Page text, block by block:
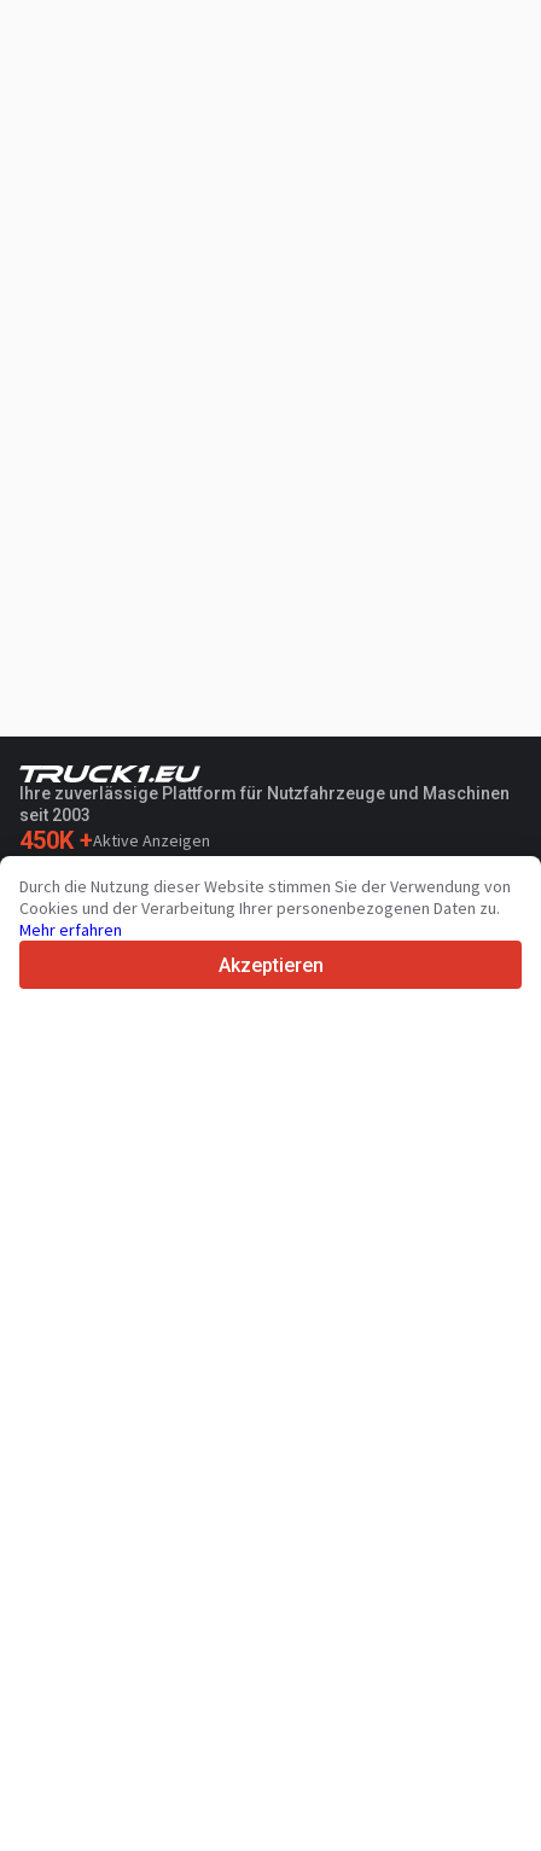
Ihre zuverlässige Plattform für Nutzfahrzeuge und Maschinen
seit 2003
450K +Aktive Anzeigen
36Unterstützte Sprachen
4.7/5
Durch die Nutzung dieser Website stimmen Sie der Verwendung von
Cookies und der Verarbeitung Ihrer personenbezogenen Daten zu.
Mehr erfahren
Akzeptieren